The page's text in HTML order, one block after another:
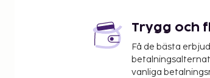
Taksim-torget - 4,5 km
Istanbul Congress Center - 4,6 km
Istanbuls Tekniska Universitet - 4,7
Lutfi Kirdar Convention and
Trygg och
Få de bästa
vanliga